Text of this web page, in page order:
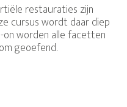
restauraties zijn
cursus wordt daar diep
on worden alle facetten
geoefend.